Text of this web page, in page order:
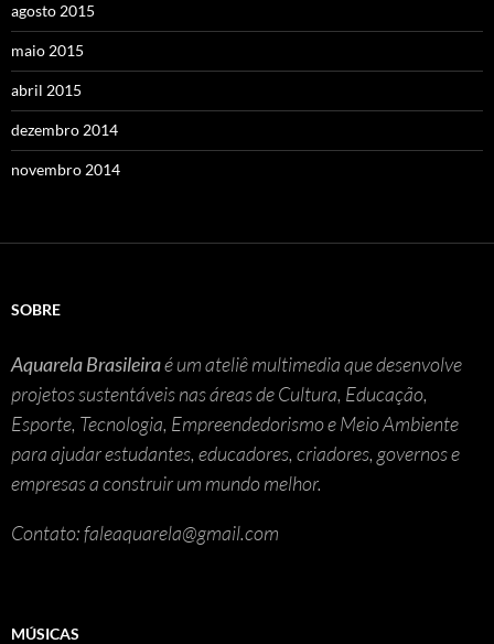
agosto 2015
maio 2015
abril 2015
dezembro 2014
novembro 2014
SOBRE
Aquarela Brasileiraé um ateliê multimedia que desenvolve
projetos sustentáveis nas áreas de Cultura, Educação,
Esporte, Tecnologia, Empreendedorismo e Meio Ambiente
para ajudar estudantes, educadores, criadores, governos e
empresas a construir um mundo melhor.
Contato: faleaquarela@gmail.com
MÚSICAS